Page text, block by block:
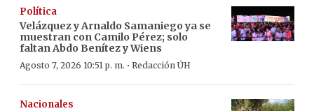
Política
Velázquez y Arnaldo Samaniego ya se
muestran con Camilo Pérez; solo
faltan Abdo Benítez y Wiens
Agosto 7, 2026 10:51 p. m. · Redacción ÚH
Nacionales